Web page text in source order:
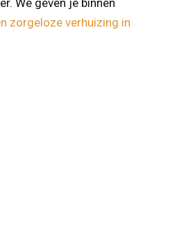
zorgeloze verhuizing in